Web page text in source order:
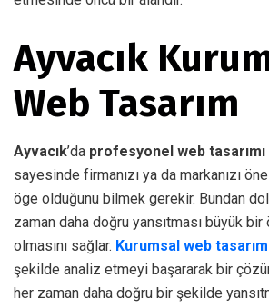
Ayvacık
Web Tasarım
Ayvacık’da profesyonel web tasarımı
sayesinde firmanızı ya da markanızı
öge olduğunu bilmek gerekir. Bundan
zaman daha doğru yansıtması büyük
olmasını sağlar. Kurumsal web tasarım
şekilde analiz etmeyi başararak bir
her zaman daha doğru bir şekilde